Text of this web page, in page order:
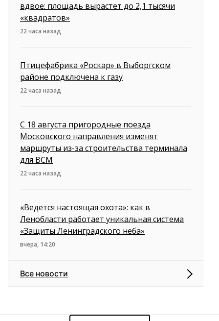
вдвое: площадь вырастет до 2,1 тысячи
«квадратов»
22 часа назад
Птицефабрика «Роскар» в Выборгском
районе подключена к газу
22 часа назад
С 18 августа пригородные поезда
Московского направления изменят
маршруты из-за строительства терминала
для ВСМ
22 часа назад
«Ведется настоящая охота»: как в
Ленобласти работает уникальная система
«Защиты Ленинградского неба»
вчера, 14:20
Все новости